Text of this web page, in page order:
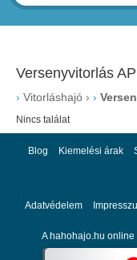
Versenyvitorlás
› Vitorláshajó ›
Nincs találat
Blog Kiemelési árak
Adatvédelem
A hahohajo.hu